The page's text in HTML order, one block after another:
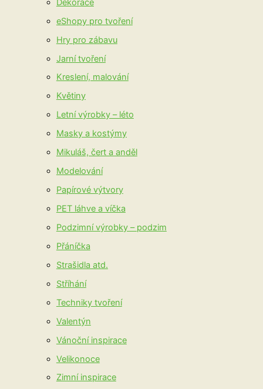
Dekorace
eShopy pro tvoření
Hry pro zábavu
Jarní tvoření
Kreslení, malování
Květiny
Letní výrobky – léto
Masky a kostýmy
Mikuláš, čert a anděl
Modelování
Papírové výtvory
PET láhve a víčka
Podzimní výrobky – podzim
Přáníčka
Strašidla atd.
Stříhání
Techniky tvoření
Valentýn
Vánoční inspirace
Velikonoce
Zimní inspirace